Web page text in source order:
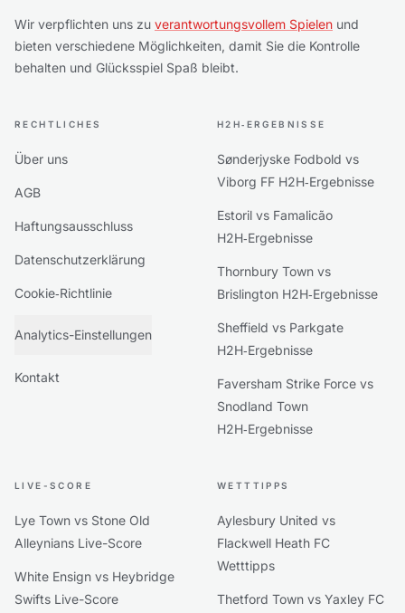
Wir verpflichten uns zu verantwortungsvollem Spielen und
bieten verschiedene Möglichkeiten, damit Sie die Kontrolle
behalten und Glücksspiel Spaß bleibt.
RECHTLICHES
Über uns
AGB
Haftungsausschluss
Datenschutzerklärung
Cookie‑Richtlinie
Analytics-Einstellungen
Kontakt
H2H‑ERGEBNISSE
Sønderjyske Fodbold vs
Viborg FF H2H‑Ergebnisse
Estoril vs Famalicão
H2H‑Ergebnisse
Thornbury Town vs
Brislington H2H‑Ergebnisse
Sheffield vs Parkgate
H2H‑Ergebnisse
Faversham Strike Force vs
Snodland Town
H2H‑Ergebnisse
LIVE-SCORE
Lye Town vs Stone Old
Alleynians Live-Score
White Ensign vs Heybridge
Swifts Live-Score
WETTTIPPS
Aylesbury United vs
Flackwell Heath FC
Wetttipps
Thetford Town vs Yaxley FC